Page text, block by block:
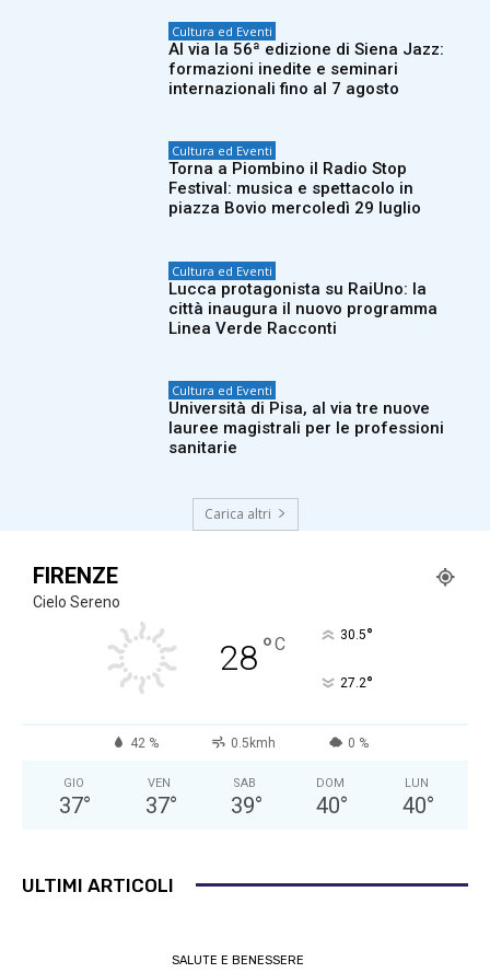
Cultura ed Eventi
Al via la 56ª edizione di Siena Jazz:
formazioni inedite e seminari
internazionali fino al 7 agosto
Cultura ed Eventi
Torna a Piombino il Radio Stop
Festival: musica e spettacolo in
piazza Bovio mercoledì 29 luglio
Cultura ed Eventi
Lucca protagonista su RaiUno: la
città inaugura il nuovo programma
Linea Verde Racconti
Cultura ed Eventi
Università di Pisa, al via tre nuove
lauree magistrali per le professioni
sanitarie
Carica altri
FIRENZE
Cielo Sereno
28°C 30.5°
27.2°
42 % 0.5kmh 0 %
GIO
37°
VEN
37°
SAB
39°
DOM
40°
LUN
40°
ULTIMI ARTICOLI
SALUTE E BENESSERE